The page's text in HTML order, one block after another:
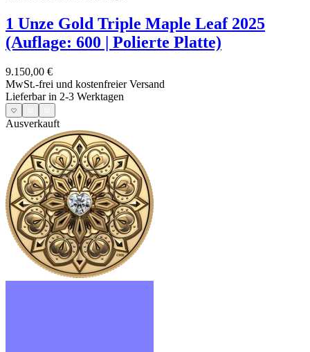
1 Unze Gold Triple Maple Leaf 2025
(Auflage: 600 | Polierte Platte)
9.150,00 €
MwSt.-frei und kostenfreier Versand
Lieferbar in 2-3 Werktagen
Ausverkauft